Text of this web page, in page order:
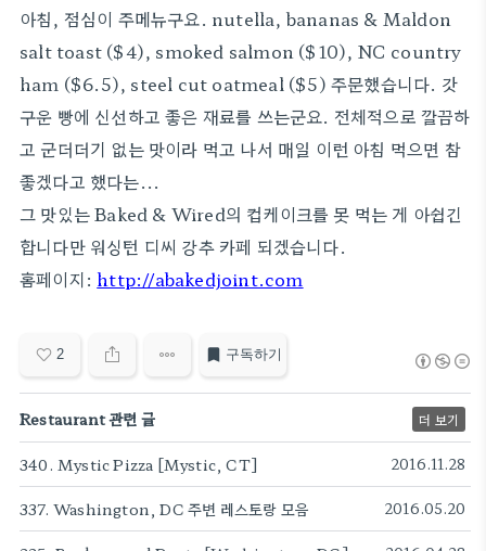
아침, 점심이 주메뉴구요. nutella, bananas & Maldon
salt toast ($4), smoked salmon ($10), NC country
ham ($6.5), steel cut oatmeal ($5) 주문했습니다. 갓
구운 빵에 신선하고 좋은 재료를 쓰는군요. 전체적으로 깔끔하
고 군더더기 없는 맛이라 먹고 나서 매일 이런 아침 먹으면 참
좋겠다고 했다는...
그 맛있는 Baked & Wired의 컵케이크를 못 먹는 게 아쉽긴
합니다만 워싱턴 디씨 강추 카페 되겠습니다.
홈페이지: http://abakedjoint.com
2 구독하기
Restaurant 관련 글 더 보기
340. Mystic Pizza [Mystic, CT] 2016.11.28
337. Washington, DC 주변 레스토랑 모음 2016.05.20